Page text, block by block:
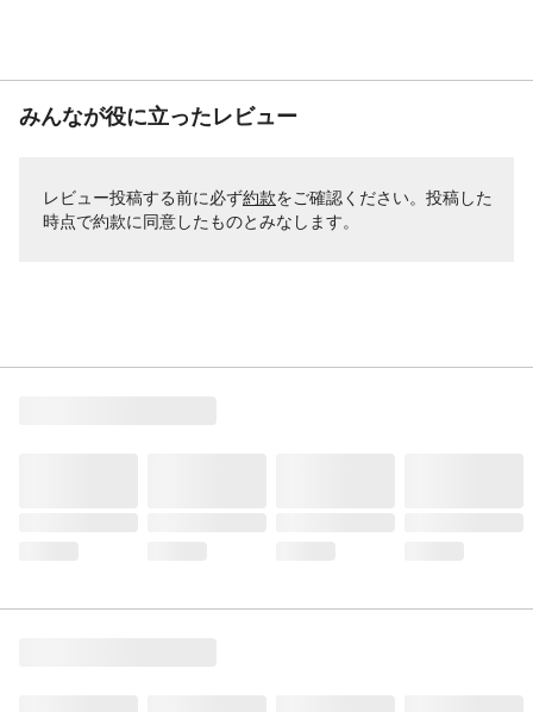
みんなが役に立ったレビュー
レビュー投稿する前に必ず約款をご確認ください。投稿した
時点で約款に同意したものとみなします。